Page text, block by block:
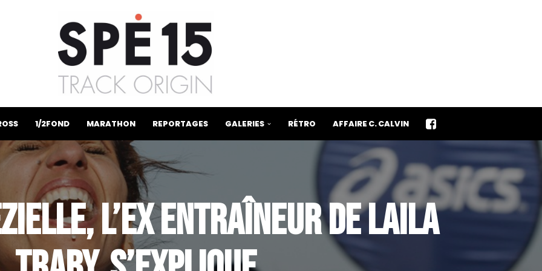
1/2FOND MARATHON REPORTAGES GALERIES RÉTRO AFFAIRE C. CALVIN
L’EX ENTRAÎNEUR DE LAILA